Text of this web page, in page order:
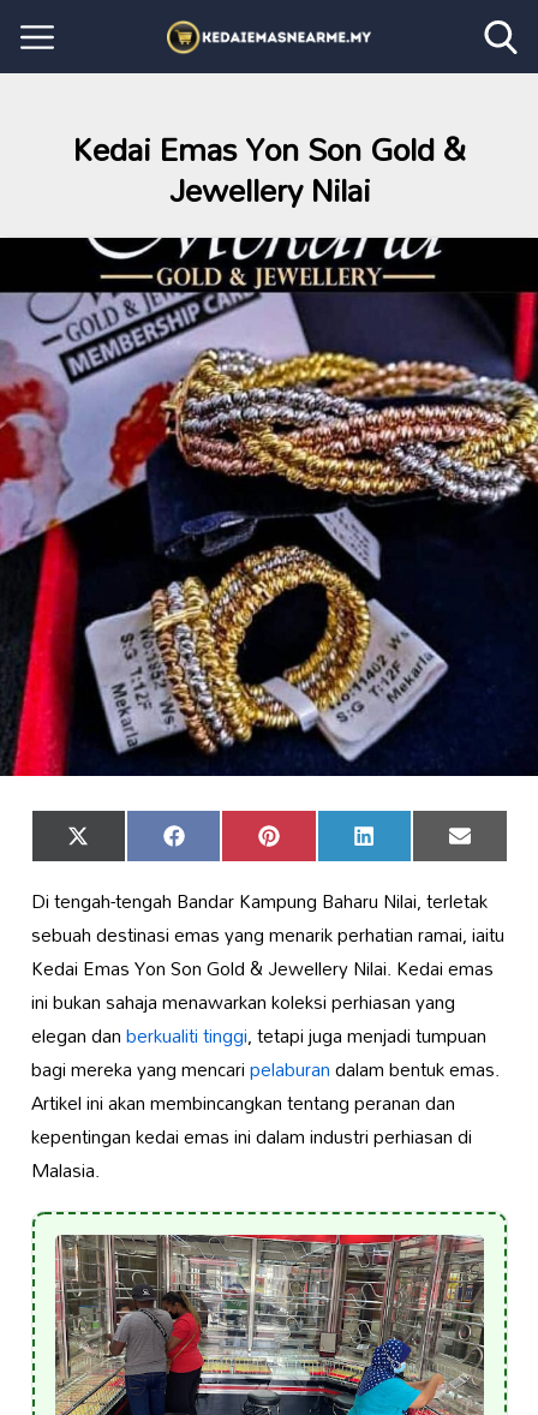
Kedai Emas Yon Son Gold &
Jewellery Nilai
Share
on
X
(Twitter)
Share
on
Facebook Share
on
Pinterest Share
on
LinkedIn Share
on
Email
Di tengah-tengah Bandar Kampung Baharu Nilai, terletak
sebuah destinasi emas yang menarik perhatian ramai, iaitu
Kedai Emas Yon Son Gold & Jewellery Nilai. Kedai emas
ini bukan sahaja menawarkan koleksi perhiasan yang
elegan danberkualiti tinggi, tetapi juga menjadi tumpuan
bagi mereka yang mencaripelaburandalam bentuk emas.
Artikel ini akan membincangkan tentang peranan dan
kepentingan kedai emas ini dalam industri perhiasan di
Malasia.